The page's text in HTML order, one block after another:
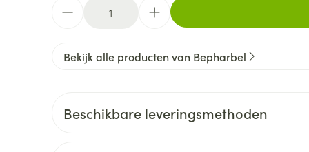
Bekijk alle producten van Bepharbel
Beschikbare leveringsmethoden